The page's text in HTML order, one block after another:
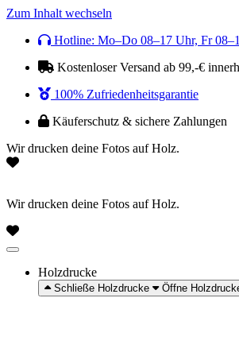
Zum Inhalt wechseln
Hotline: Mo–Do 08–17 Uhr, Fr
Kostenloser Versand ab 99,-€
100% Zufriedenheitsgarantie
Käuferschutz & sichere Zahlungen
Wir drucken deine Fotos auf Holz.
Wir drucken deine Fotos auf Holz.
Holzdrucke
Schließe Holzdrucke Öffne